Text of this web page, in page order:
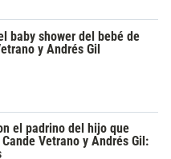
baby shower del bebé de
y Andrés Gil
el padrino del hijo que
Vetrano y Andrés Gil: